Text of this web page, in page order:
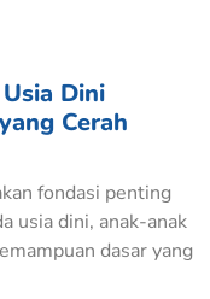
Dini
Cerah
fondasi penting
usia dini, anak-anak
dasar yang